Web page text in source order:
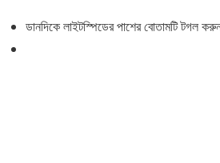
ডানদিকে লাইটস্পিডের পাশের বোতামটি টগল